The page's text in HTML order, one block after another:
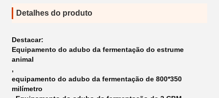
Detalhes do produto
Destacar:
Equipamento do adubo da fermentação do estrume
animal
,
equipamento do adubo da fermentação de 800*350
milímetro